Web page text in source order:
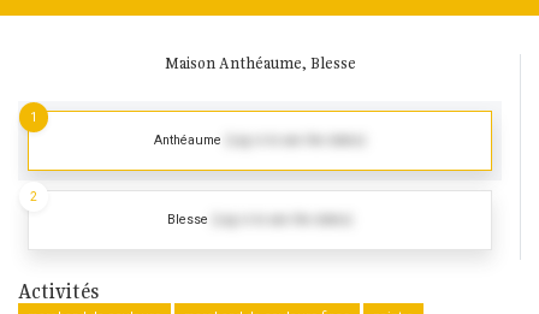
Maison Anthéaume, Blesse
Anthéaume
1
Blesse
2
Activités